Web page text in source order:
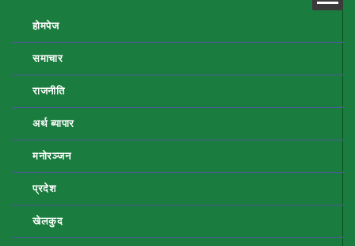
होमपेज
समाचार
राजनीति
अर्थ ब्यापार
मनोरञ्जन
प्रदेश
खेलकुद